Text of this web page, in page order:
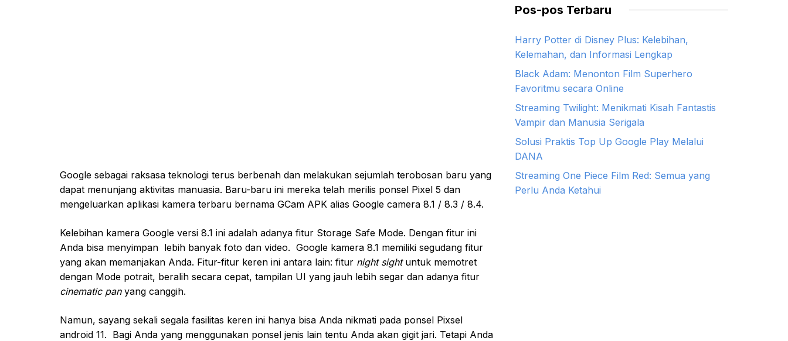
Google sebagai raksasa teknologi terus berbenah dan melakukan sejumlah terobosan baru yang
dapat menunjang aktivitas manuasia. Baru-baru ini mereka telah merilis ponsel Pixel 5 dan
mengeluarkan aplikasi kamera terbaru bernama GCam APK alias Google camera 8.1 / 8.3 / 8.4.
Kelebihan kamera Google versi 8.1 ini adalah adanya fitur Storage Safe Mode. Dengan fitur ini
Anda bisa menyimpan lebih banyak foto dan video. Google kamera 8.1 memiliki segudang fitur
yang akan memanjakan Anda. Fitur-fitur keren ini antara lain: fitur night sightuntuk memotret
dengan Mode potrait, beralih secara cepat, tampilan UI yang jauh lebih segar dan adanya fitur
cinematic panyang canggih.
Namun, sayang sekali segala fasilitas keren ini hanya bisa Anda nikmati pada ponsel Pixsel
android 11. Bagi Anda yang menggunakan ponsel jenis lain tentu Anda akan gigit jari. Tetapi Anda
Pos-pos Terbaru
Harry Potter di Disney Plus: Kelebihan,
Kelemahan, dan Informasi Lengkap
Black Adam: Menonton Film Superhero
Favoritmu secara Online
Streaming Twilight: Menikmati Kisah Fantastis
Vampir dan Manusia Serigala
Solusi Praktis Top Up Google Play Melalui
DANA
Streaming One Piece Film Red: Semua yang
Perlu Anda Ketahui